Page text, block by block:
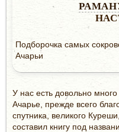
Подборочка самых
Ачарьи
У нас есть довольно
Ачарье, прежде всего
спутника, великого
составил книгу под